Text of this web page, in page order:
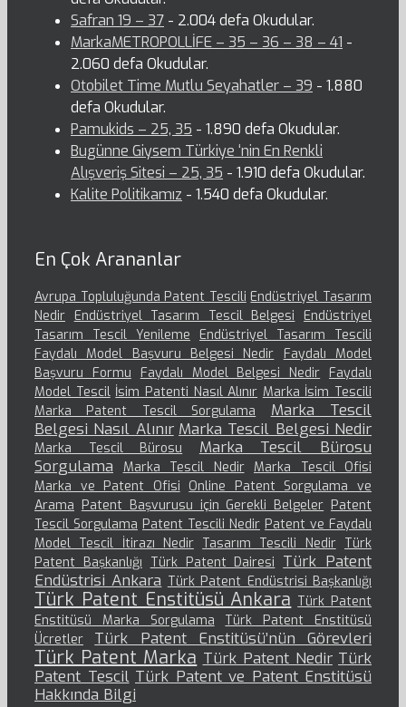
Safran 19 – 37 - 2.004 defa Okudular.
MarkaMETROPOLLİFE – 35 – 36 – 38 – 41 -
2.060 defa Okudular.
Otobilet Time Mutlu Seyahatler – 39 - 1.880
defa Okudular.
Pamukids – 25, 35 - 1.890 defa Okudular.
Bugünne Giysem Türkiye ‘nin En Renkli
Alışveriş Sitesi – 25, 35 - 1.910 defa Okudular.
Kalite Politikamız - 1.540 defa Okudular.
En Çok Arananlar
Avrupa Topluluğunda Patent Tescili Endüstriyel Tasarım
Nedir Endüstriyel Tasarım Tescil Belgesi
Endüstriyel
Tasarım Tescil Yenileme
Endüstriyel Tasarım Tescili
Faydalı Model Başvuru Belgesi Nedir
Faydalı Model
Başvuru Formu
Faydalı Model Belgesi Nedir Faydalı
Model Tescil İsim Patenti Nasıl Alınır Marka İsim Tescili
Marka Patent Tescil Sorgulama
Marka Tescil
Belgesi Nasıl Alınır Marka Tescil Belgesi Nedir
Marka Tescil Bürosu
Marka Tescil Bürosu
Sorgulama
Marka Tescil Nedir Marka Tescil Ofisi
Marka ve Patent Ofisi Online Patent Sorgulama ve
Arama Patent Başvurusu için Gerekli Belgeler Patent
Tescil Sorgulama Patent Tescili Nedir Patent ve Faydalı
Model Tescil İtirazı Nedir Tasarım Tescili Nedir Türk
Patent Başkanlığı Türk Patent Dairesi Türk Patent
Endüstrisi Ankara Türk Patent Endüstrisi Başkanlığı
Türk Patent Enstitüsü Ankara Türk Patent
Enstitüsü Marka Sorgulama
Türk Patent Enstitüsü
Ücretler
Türk Patent Enstitüsü’nün Görevleri
Türk Patent Marka Türk Patent Nedir Türk
Patent Tescil Türk Patent ve Patent Enstitüsü
Hakkında Bilgi